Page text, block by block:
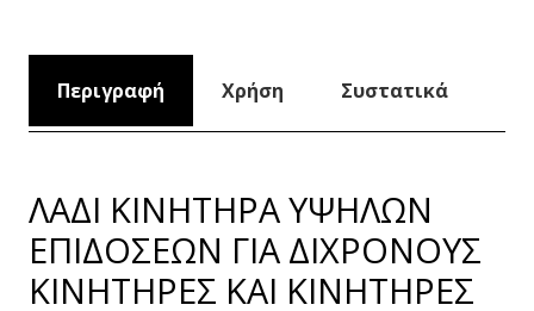
Περιγραφή Χρήση Συστατικά
ΛΑΔΙ ΚΙΝΗΤΗΡΑ ΥΨΗΛΩΝ
ΕΠΙΔΟΣΕΩΝ ΓΙΑ ΔΙΧΡΟΝΟΥΣ
ΚΙΝΗΤΗΡΕΣ ΚΑΙ ΚΙΝΗΤΗΡΕΣ